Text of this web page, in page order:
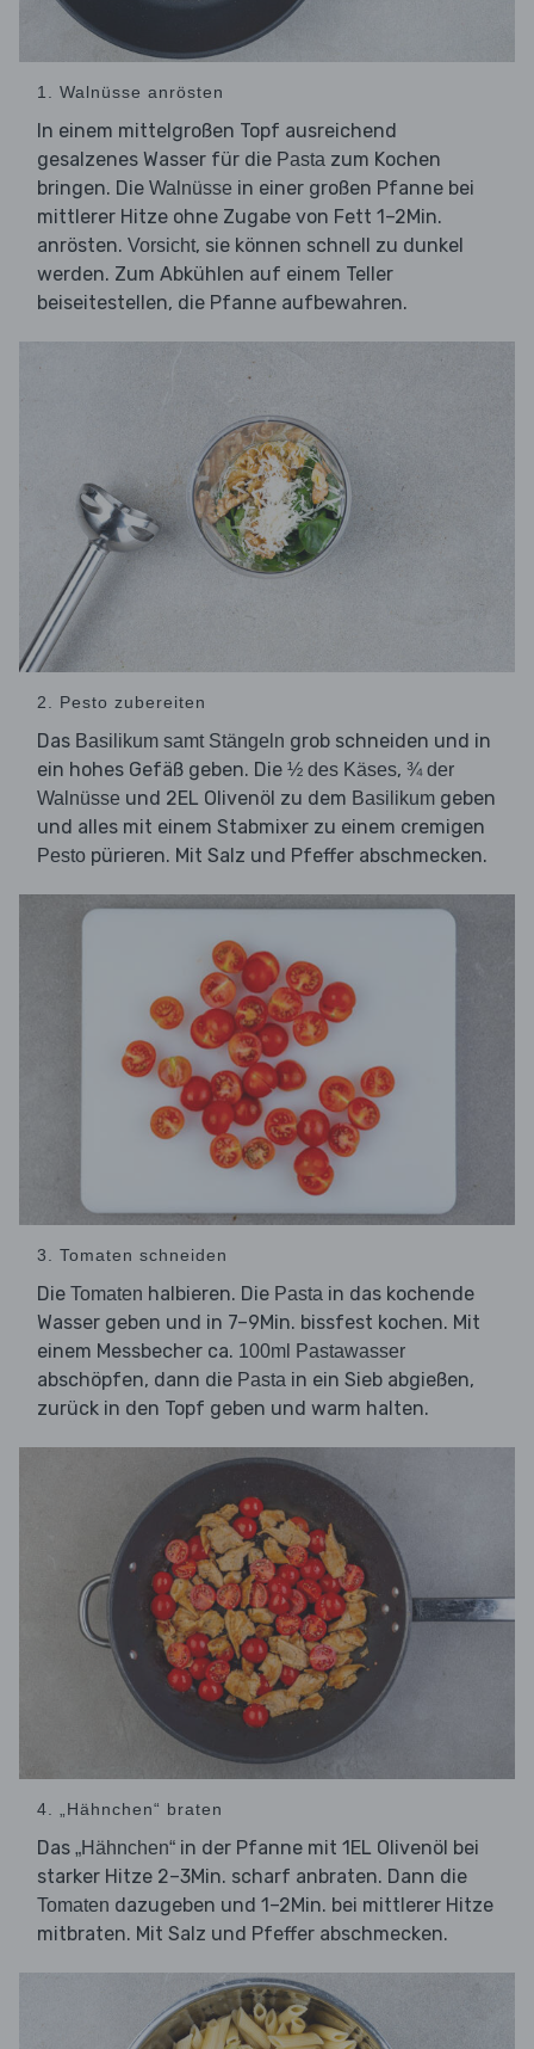
1. Walnüsse anrösten
In einem mittelgroßen Topf ausreichend
gesalzenes Wasser für die Pasta zum Kochen
bringen. Die Walnüsse in einer großen Pfanne bei
mittlerer Hitze ohne Zugabe von Fett 1–2Min.
anrösten. Vorsicht, sie können schnell zu dunkel
werden. Zum Abkühlen auf einem Teller
beiseitestellen, die Pfanne aufbewahren.
2. Pesto zubereiten
Das Basilikum samt Stängeln grob schneiden und in
ein hohes Gefäß geben. Die ½ des Käses, ¾ der
Walnüsse und 2EL Olivenöl zu dem Basilikum geben
und alles mit einem Stabmixer zu einem cremigen
Pesto pürieren. Mit Salz und Pfeffer abschmecken.
3. Tomaten schneiden
Die Tomaten halbieren. Die Pasta in das kochende
Wasser geben und in 7–9Min. bissfest kochen. Mit
einem Messbecher ca. 100ml Pastawasser
abschöpfen, dann die Pasta in ein Sieb abgießen,
zurück in den Topf geben und warm halten.
4. „Hähnchen“ braten
Das „Hähnchen“ in der Pfanne mit 1EL Olivenöl bei
starker Hitze 2–3Min. scharf anbraten. Dann die
Tomaten dazugeben und 1–2Min. bei mittlerer Hitze
mitbraten. Mit Salz und Pfeffer abschmecken.